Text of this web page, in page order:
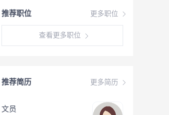
更多职位
推荐职位
查看更多职位
更多简历
推荐简历
文员